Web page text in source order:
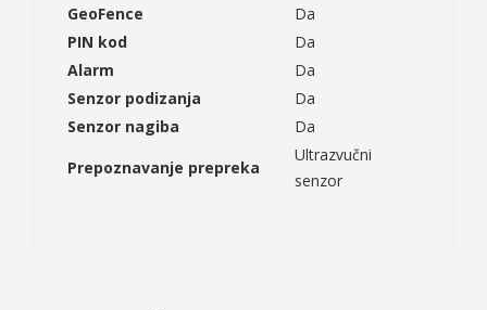
GeoFence
Da
PIN kod
Da
Alarm
Da
Senzor podizanja
Da
Senzor nagiba
Da
Prepoznavanje prepreka
Ultrazvučni
senzor